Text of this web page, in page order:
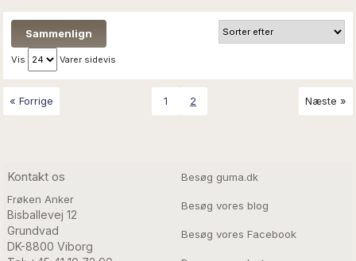
Vis Varer sidevis
« Forrige 1 2 Næste »
Kontakt os
Frøken Anker
Bisballevej 12
Grundvad
DK-8800 Viborg
Besøg guma.dk
Besøg vores blog
Besøg vores Facebook